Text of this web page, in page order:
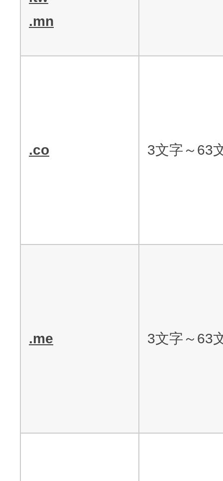
.mn
.co 3文字～63
.me 3文字～63